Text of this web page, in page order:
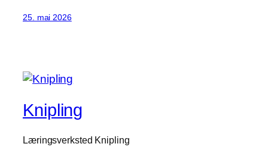
25. mai 2026
Knipling
Læringsverksted Knipling